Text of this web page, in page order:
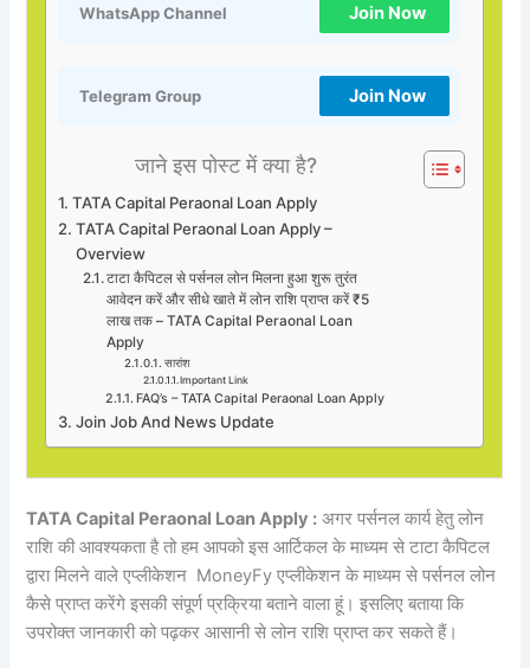
WhatsApp Channel Join Now
Telegram Group Join Now
जाने इस पोस्ट में क्या है?
TATA Capital Peraonal Loan Apply
TATA Capital Peraonal Loan Apply –
Overview
टाटा कैपिटल से पर्सनल लोन मिलना हुआ शुरू तुरंत
आवेदन करें और सीधे खाते में लोन राशि प्राप्त करें ₹5
लाख तक – TATA Capital Peraonal Loan
Apply
सारांश
Important Link
FAQ’s – TATA Capital Peraonal Loan Apply
Join Job And News Update
TATA Capital Peraonal Loan Apply : अगर पर्सनल कार्य हेतु लोन
राशि की आवश्यकता है तो हम आपको इस आर्टिकल के माध्यम से टाटा कैपिटल
द्वारा मिलने वाले एप्लीकेशन MoneyFy एप्लीकेशन के माध्यम से पर्सनल लोन
कैसे प्राप्त करेंगे इसकी संपूर्ण प्रक्रिया बताने वाला हूं। इसलिए बताया कि
उपरोक्त जानकारी को पढ़कर आसानी से लोन राशि प्राप्त कर सकते हैं।